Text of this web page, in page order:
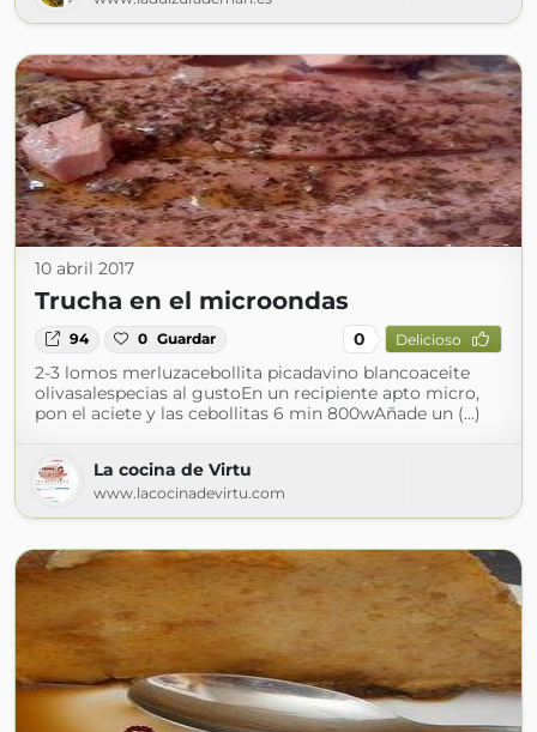
10 abril 2017
Trucha en el microondas
94 0 Guardar 0 Delicioso
2-3 lomos merluzacebollita picadavino blancoaceite
olivasalespecias al gustoEn un recipiente apto micro,
pon el aciete y las cebollitas 6 min 800wAñade un (...)
La cocina de Virtu
www.lacocinadevirtu.com